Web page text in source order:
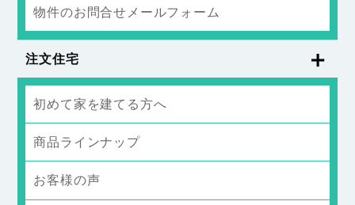
物件のお問合せメールフォーム
注文住宅
初めて家を建てる方へ
商品ラインナップ
お客様の声